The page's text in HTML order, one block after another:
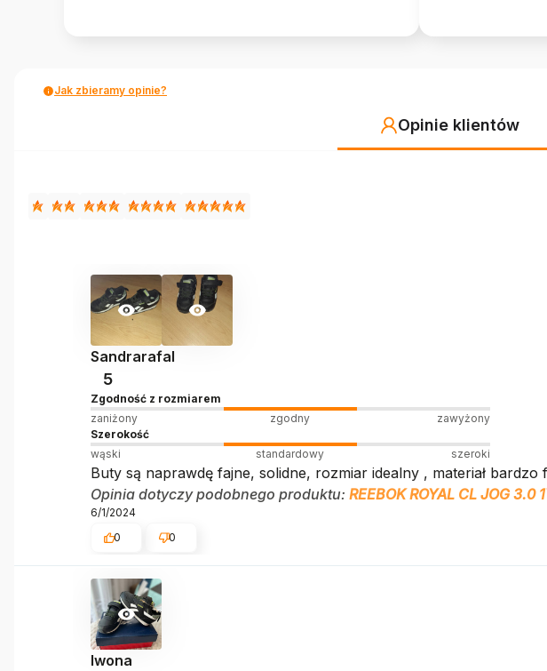
Jak zbieramy opinie?
Opinie klientów
Sandrarafal
5
Zgodność z rozmiarem
zaniżony
zgodny
zawyżony
Szerokość
wąski
standardowy szeroki
Buty są naprawdę fajne, solidne, rozmiar idealny , materiał
Opinia dotyczy podobnego produktu: REEBOK ROYAL CL JOG 3.0
6/1/2024
0
0
Iwona